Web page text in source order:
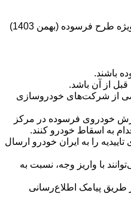
باشند.
از شرکت‌های خودروسازی
خودروی فرسوده در مرکز
به اسقاط خودرو کنند.
را به ایران خودرو ارسال
با واریز وجه، نسبت به
طریق پیامک اطلاع‌رسانی